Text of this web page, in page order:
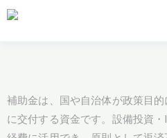
補助金は、国や自治体が政策目
に交付する資金です。設備投資